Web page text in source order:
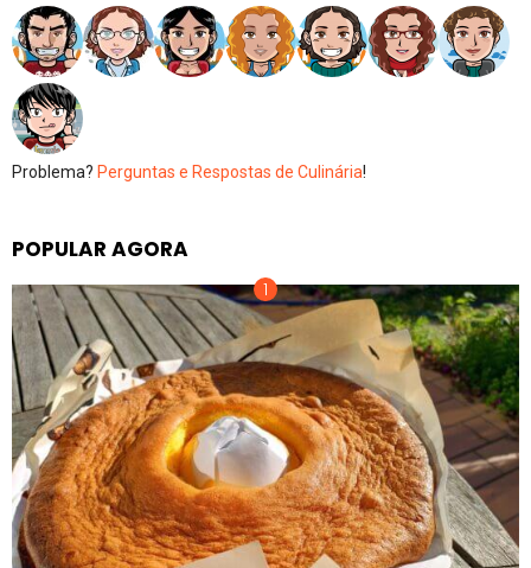
Problema? Perguntas e Respostas de Culinária!
POPULAR AGORA